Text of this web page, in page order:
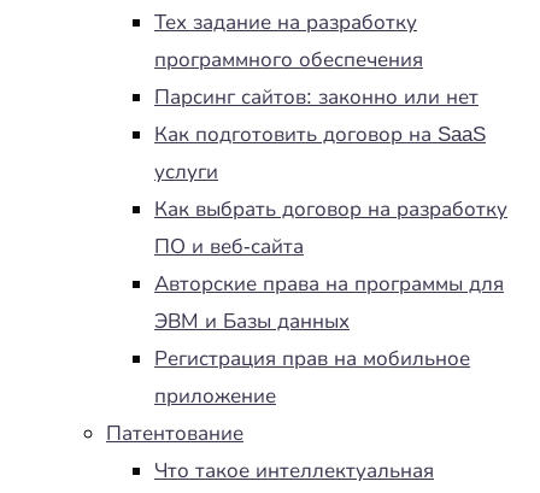
Тех задание на разработку
программного обеспечения
Парсинг сайтов: законно или нет
Как подготовить договор на SaaS
услуги
Как выбрать договор на разработку
ПО и веб-сайта
Авторские права на программы для
ЭВМ и Базы данных
Регистрация прав на мобильное
приложение
Патентование
Что такое интеллектуальная